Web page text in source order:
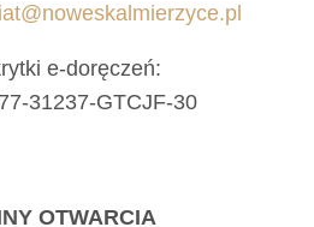
e-doręczeń:
31237-GTCJF-30
OTWARCIA